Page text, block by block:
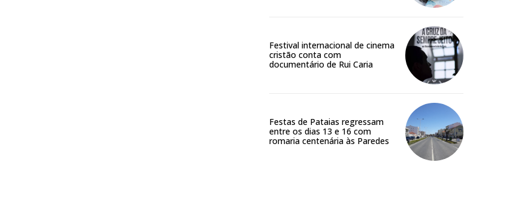
Festival internacional de cinema
cristão conta com
documentário de Rui Caria
Festas de Pataias regressam
entre os dias 13 e 16 com
romaria centenária às Paredes